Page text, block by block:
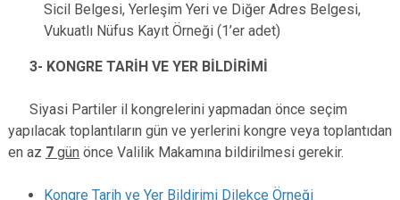
Sicil Belgesi, Yerleşim Yeri ve Diğer Adres Belgesi,
Vukuatlı Nüfus Kayıt Örneği (1’er adet)
3- KONGRE TARİH VE YER BİLDİRİMİ
Siyasi Partiler il kongrelerini yapmadan önce seçim
yapılacak toplantıların gün ve yerlerini kongre veya toplantıdan
en az 7 gün önce Valilik Makamına bildirilmesi gerekir.
Kongre Tarih ve Yer Bildirimi Dilekçe Örneği